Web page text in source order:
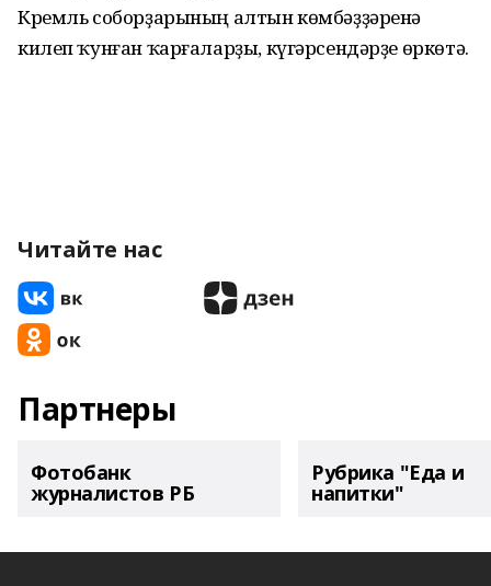
Кремль соборҙарының алтын көмбәҙҙәренә
килеп ҡунған ҡарғаларҙы, күгәрсендәрҙе өркөтә.
Читайте нас
Партнеры
Фотобанк
журналистов РБ
Рубрика "Еда и
напитки"